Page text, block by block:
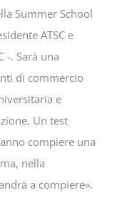
Summer School
ATSC e
-. Sarà una
di commercio
e
Un test
compiere una
nella
a compiere».